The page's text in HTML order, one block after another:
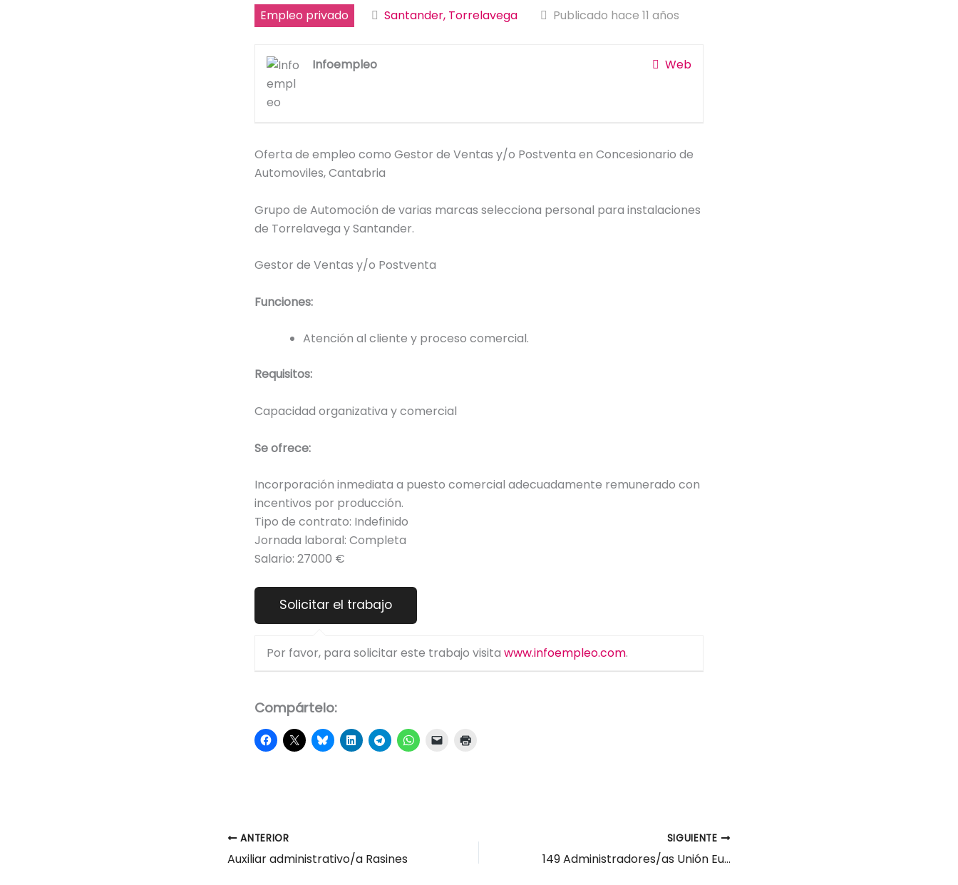
Empleo privado Santander, Torrelavega Publicado hace 11 años
Web
Infoempleo
Oferta de empleo como Gestor de Ventas y/o Postventa en Concesionario de
Automoviles, Cantabria
Grupo de Automoción de varias marcas selecciona personal para instalaciones
de Torrelavega y Santander.
Gestor de Ventas y/o Postventa
Funciones:
Atención al cliente y proceso comercial.
Requisitos:
Capacidad organizativa y comercial
Se ofrece:
Incorporación inmediata a puesto comercial adecuadamente remunerado con
incentivos por producción.
Tipo de contrato: Indefinido
Jornada laboral: Completa
Salario: 27000 €
Por favor, para solicitar este trabajo visita www.infoempleo.com.
Compártelo:
ANTERIOR
Auxiliar administrativo/a Rasines
SIGUIENTE
149 Administradores/as Unión Europea